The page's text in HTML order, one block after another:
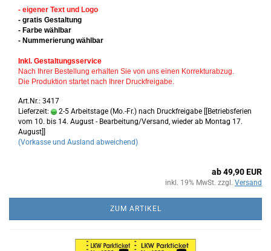
- eigener Text und Logo
- gratis Gestaltung
- Farbe wählbar
- Nummerierung wählbar
Inkl. Gestaltungsservice
Nach Ihrer Bestellung erhalten Sie von uns einen Korrekturabzug.
Die Produktion startet nach Ihrer Druckfreigabe.
Art.Nr.: 3417
Lieferzeit:
2-5 Arbeitstage (Mo.-Fr.) nach Druckfreigabe [[Betriebsferien
vom 10. bis 14. August - Bearbeitung/Versand, wieder ab Montag 17.
August]]
(Vorkasse und Ausland abweichend)
ab 49,90 EUR
inkl. 19% MwSt. zzgl. Versand
ZUM ARTIKEL